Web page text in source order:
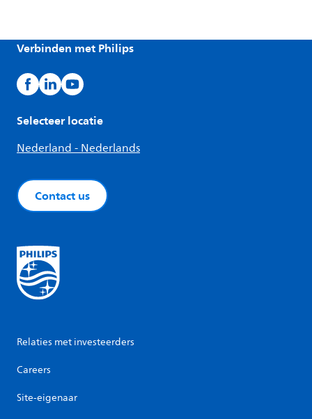
Verbinden met Philips
Selecteer locatie
Nederland - Nederlands
Contact us
Relaties met investeerders
Careers
Site-eigenaar